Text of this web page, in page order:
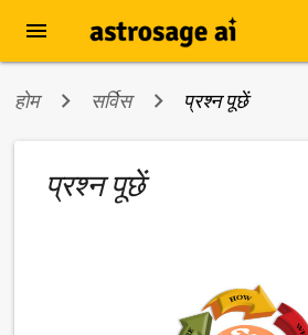
menu
होम सर्विस प्रश्न पूछें
प्रश्न पूछें